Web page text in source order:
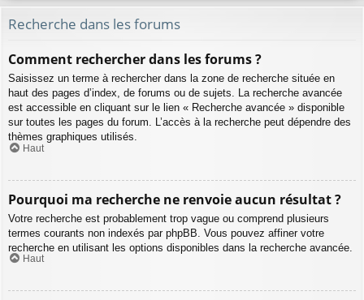
Recherche dans les forums
Comment rechercher dans les forums ?
Saisissez un terme à rechercher dans la zone de recherche située en
haut des pages d’index, de forums ou de sujets. La recherche avancée
est accessible en cliquant sur le lien « Recherche avancée » disponible
sur toutes les pages du forum. L’accès à la recherche peut dépendre des
thèmes graphiques utilisés.
Haut
Pourquoi ma recherche ne renvoie aucun résultat ?
Votre recherche est probablement trop vague ou comprend plusieurs
termes courants non indexés par phpBB. Vous pouvez affiner votre
recherche en utilisant les options disponibles dans la recherche avancée.
Haut